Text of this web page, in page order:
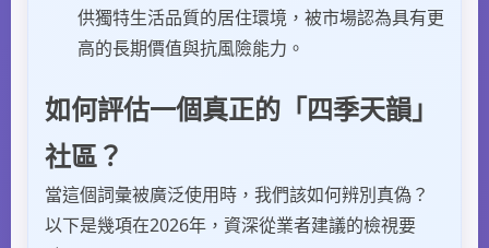
供獨特生活品質的居住環境，被市場認為具有更
高的長期價值與抗風險能力。
如何評估一個真正的「四季天韻」
社區？
當這個詞彙被廣泛使用時，我們該如何辨別真偽？
以下是幾項在2026年，資深從業者建議的檢視要